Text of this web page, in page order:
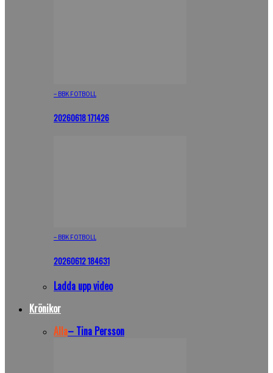
– BBK FOTBOLL
20260618 171426
– BBK FOTBOLL
20260612 184631
Ladda upp video
Krönikor
Alla– Tina Persson